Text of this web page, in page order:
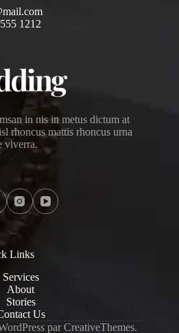
1212
in nis in metus dictum at
rhoncus mattis rhoncus urna
viverra.
Links
Services
About
Stories
Us
parCreativeThemes.